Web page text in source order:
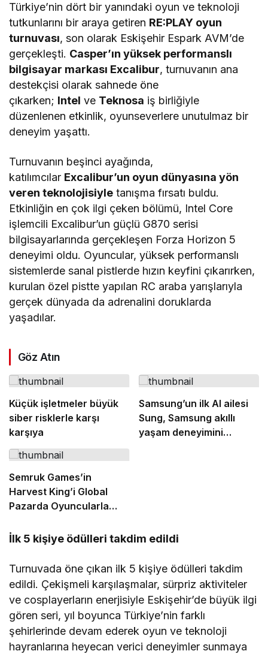
Türkiye’nin dört bir yanındaki oyun ve teknoloji
tutkunlarını bir araya getiren RE:PLAY oyun
turnuvası, son olarak Eskişehir Espark AVM’de
gerçekleşti. Casper’ın yüksek performanslı
bilgisayar markası Excalibur, turnuvanın ana
destekçisi olarak sahnede öne
çıkarken; Intel ve Teknosa iş birliğiyle
düzenlenen etkinlik, oyunseverlere unutulmaz bir
deneyim yaşattı.
Turnuvanın beşinci ayağında,
katılımcılar Excalibur’un oyun dünyasına yön
veren teknolojisiyle tanışma fırsatı buldu.
Etkinliğin en çok ilgi çeken bölümü, Intel Core
işlemcili Excalibur’un güçlü G870 serisi
bilgisayarlarında gerçekleşen Forza Horizon 5
deneyimi oldu. Oyuncular, yüksek performanslı
sistemlerde sanal pistlerde hızın keyfini çıkarırken,
kurulan özel pistte yapılan RC araba yarışlarıyla
gerçek dünyada da adrenalini doruklarda
yaşadılar.
Göz Atın
Küçük işletmeler büyük
siber risklerle karşı
karşıya
Samsung’un ilk AI ailesi
Sung, Samsung akıllı
yaşam deneyimini
Semruk Games’in
Harvest King’i Global
Pazarda Oyuncularla
İlk 5 kişiye ödülleri takdim edildi
Turnuvada öne çıkan ilk 5 kişiye ödülleri takdim
edildi. Çekişmeli karşılaşmalar, sürpriz aktiviteler
ve cosplayerların enerjisiyle Eskişehir’de büyük ilgi
gören seri, yıl boyunca Türkiye’nin farklı
şehirlerinde devam ederek oyun ve teknoloji
hayranlarına heyecan verici deneyimler sunmaya